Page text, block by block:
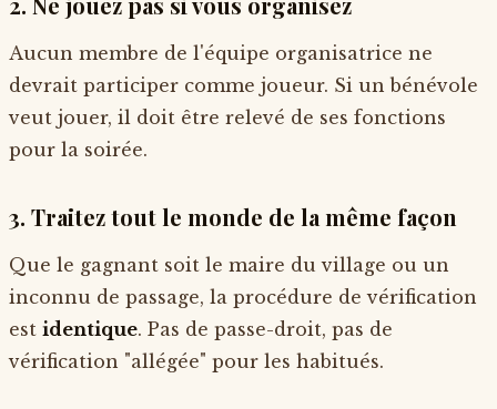
Aucun membre de l'équipe organisatrice ne
devrait participer comme joueur. Si un bénévole
veut jouer, il doit être relevé de ses fonctions
pour la soirée.
3. Traitez tout le monde de la même façon
Que le gagnant soit le maire du village ou un
inconnu de passage, la procédure de vérification
est identique. Pas de passe-droit, pas de
vérification "allégée" pour les habitués.